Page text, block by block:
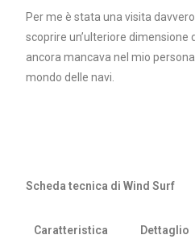
Per me è stata una visita
scoprire un’ulteriore dimensione
ancora mancava nel mio
mondo delle navi.
Scheda tecnica di Wind Surf
Caratteristica Dettaglio